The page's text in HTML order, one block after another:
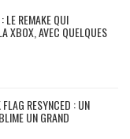
LE REMAKE QUI
XBOX, AVEC QUELQUES
RESYNCED : UN
UN GRAND